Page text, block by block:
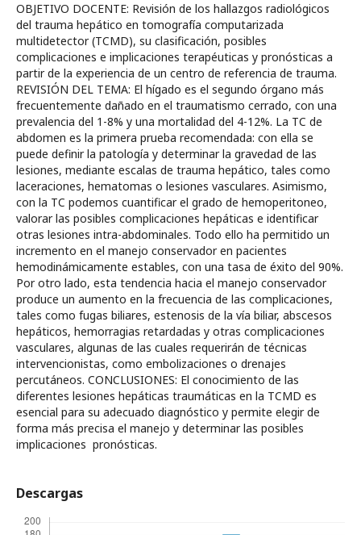
OBJETIVO DOCENTE: Revisión de los hallazgos radiológicos
del trauma hepático en tomografía computarizada
multidetector (TCMD), su clasificación, posibles
complicaciones e implicaciones terapéuticas y pronósticas a
partir de la experiencia de un centro de referencia de trauma.
REVISIÓN DEL TEMA: El hígado es el segundo órgano más
frecuentemente dañado en el traumatismo cerrado, con una
prevalencia del 1-8% y una mortalidad del 4-12%. La TC de
abdomen es la primera prueba recomendada: con ella se
puede definir la patología y determinar la gravedad de las
lesiones, mediante escalas de trauma hepático, tales como
laceraciones, hematomas o lesiones vasculares. Asimismo,
con la TC podemos cuantificar el grado de hemoperitoneo,
valorar las posibles complicaciones hepáticas e identificar
otras lesiones intra-abdominales. Todo ello ha permitido un
incremento en el manejo conservador en pacientes
hemodinámicamente estables, con una tasa de éxito del 90%.
Por otro lado, esta tendencia hacia el manejo conservador
produce un aumento en la frecuencia de las complicaciones,
tales como fugas biliares, estenosis de la vía biliar, abscesos
hepáticos, hemorragias retardadas y otras complicaciones
vasculares, algunas de las cuales requerirán de técnicas
intervencionistas, como embolizaciones o drenajes
percutáneos. CONCLUSIONES: El conocimiento de las
diferentes lesiones hepáticas traumáticas en la TCMD es
esencial para su adecuado diagnóstico y permite elegir de
forma más precisa el manejo y determinar las posibles
implicaciones pronósticas.
Descargas